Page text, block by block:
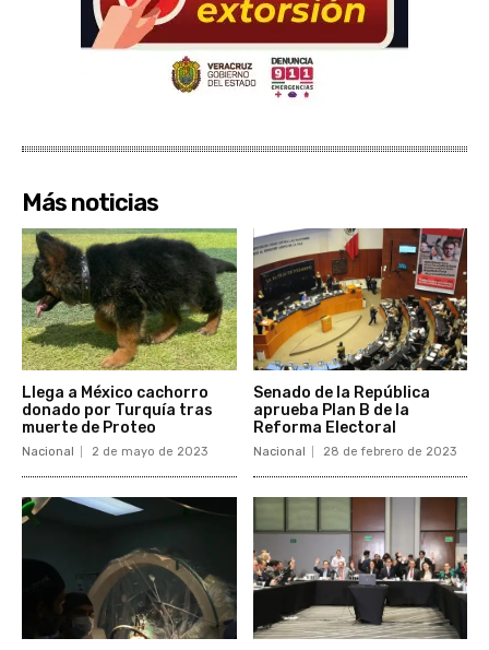
Más noticias
Llega a México cachorro
donado por Turquía tras
muerte de Proteo
Nacional 2 de mayo de 2023
Senado de la República
aprueba Plan B de la
Reforma Electoral
Nacional 28 de febrero de 2023